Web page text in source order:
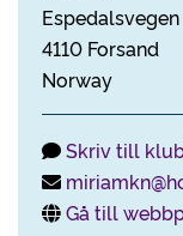
4110 Forsand
Norway
Skriv till
Gå till